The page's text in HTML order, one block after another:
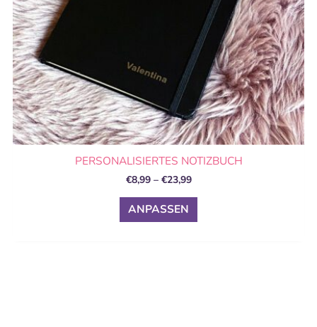
PERSONALISIERTES NOTIZBUCH
€8,99 – €23,99
ANPASSEN
der
Produktseite
gewählt
werden